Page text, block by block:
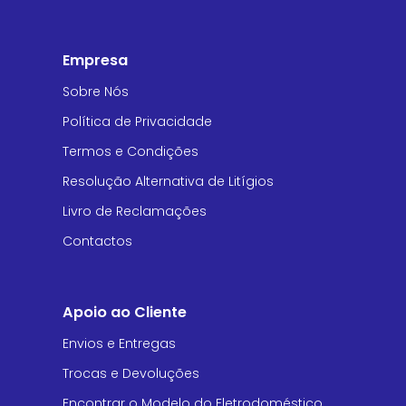
Empresa
Sobre Nós
Política de Privacidade
Termos e Condições
Resolução Alternativa de Litígios
Livro de Reclamações
Contactos
Apoio ao Cliente
Envios e Entregas
Trocas e Devoluções